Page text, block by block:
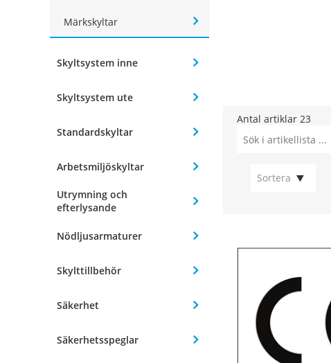
Märkskyltar
Skyltsystem inne
Skyltsystem ute
Standardskyltar
Arbetsmiljöskyltar
Utrymning och
efterlysande
Nödljusarmaturer
Skylttillbehör
Säkerhet
Säkerhetsspeglar
Antal artiklar 23
Sortera